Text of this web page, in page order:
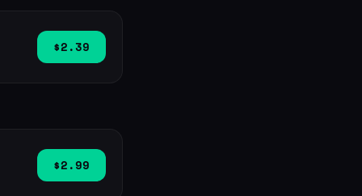
$2.39
$2.99